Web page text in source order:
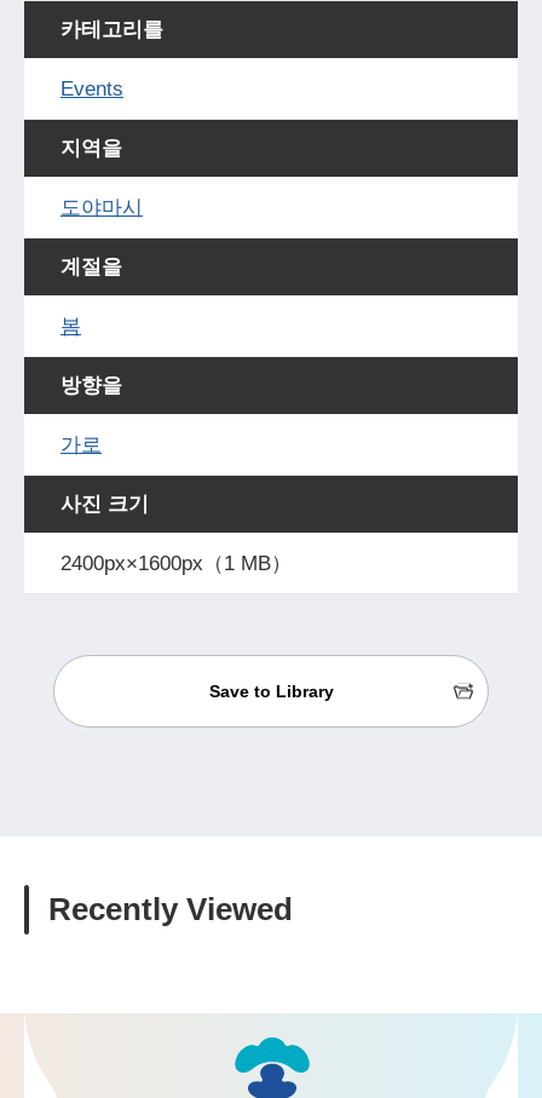
카테고리를
Events
지역을
도야마시
계절을
봄
방향을
가로
사진 크기
2400px×1600px（1 MB）
Save to Library
Recently Viewed